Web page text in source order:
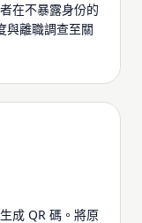
在不暴露身份的
與離職調查至關
成 QR 碼。將原